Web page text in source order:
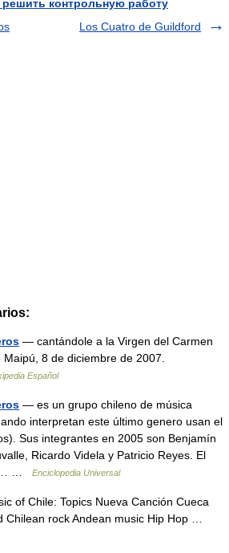
контрольную работу
Los Cuatro de Guildford
— cantándole a la Virgen del Carmen
8 de diciembre de 2007.
Español
— es un grupo chileno de música
interpretan este último genero usan el
Sus integrantes en 2005 son Benjamín
Ricardo Videla y Patricio Reyes. El
…
Enciclopedia Universal
of Chile: Topics Nueva Canción Cueca
Chilean rock Andean music Hip Hop …